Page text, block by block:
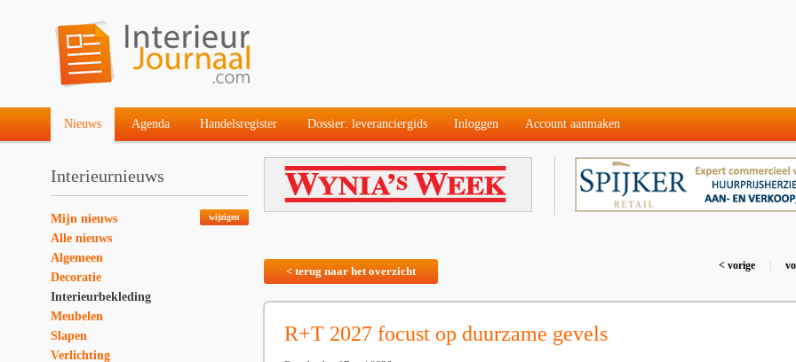
Nieuws Agenda Handelsregister Dossier: leveranciergids Inloggen Account aanmaken
Interieurnieuws
wijzigen
Mijn nieuws
Alle nieuws
Algemeen
Decoratie
Interieurbekleding
Meubelen
Slapen
Verlichting
< terug naar het overzicht < vorige
R+T 2027 focust op duurzame gevels